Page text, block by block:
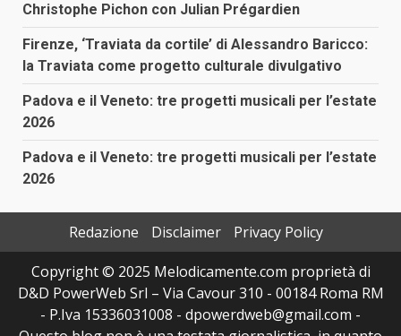
Christophe Pichon con Julian Prégardien
Firenze, ‘Traviata da cortile’ di Alessandro Baricco:
la Traviata come progetto culturale divulgativo
Padova e il Veneto: tre progetti musicali per l’estate
2026
Padova e il Veneto: tre progetti musicali per l’estate
2026
Redazione Disclaimer
Privacy Policy
Copyright © 2025 Melodicamente.com proprietà di
D&D PowerWeb Srl – Via Cavour 310 - 00184 Roma RM
- P.Iva 15336031008 - dpowerdweb@gmail.com -